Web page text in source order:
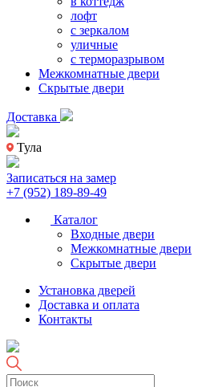
лофт
с зеркалом
уличные
с терморазрывом
Межкомнатные двери
Скрытые двери
Доставка
Тула
Записаться на замер
+7 (952) 189-89-49
Каталог
Входные двери
Межкомнатные двери
Скрытые двери
Установка дверей
Доставка и оплата
Контакты